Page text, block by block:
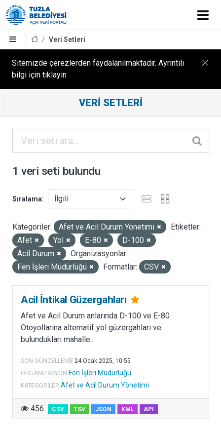
Veri Setleri
Sitemizde çerezlerden faydalanılmaktadır. Ayrıntılı
bilgi için tıklayın
Sonuçları
ORGANIZASYONLAR
KATEGORILER
ETIKETLER
LISANSLAR
VERI SETLERI
1 veri seti bulundu
Sıralama
Kategoriler: Afet ve Acil Durum Yönetimi
Etiketler:
Afet
Yol E-80
D-100
Acil Durum
Organizasyonlar:
Fen İşleri Müdürlüğü
Formatlar: CSV
Acil İntikal Güzergahları
Afet ve Acil Durum anlarında D-100 ve E-80
Otoyollarına alternatif yol güzergahları ve
bulundukları mahalle...
SON GÜNCELLEME 24 Ocak 2025, 10:55
ORGANIZASYON Fen İşleri Müdürlüğü
KATEGORILER Afet ve Acil Durum Yönetimi
456 CSV TSV JSON XML API